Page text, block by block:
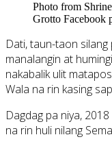
Photo from
Grotto Facebook
Dati, taun-taon
manalangin at
nakabalik ulit
Wala na rin kasing
Dagdag pa niya,
na rin huli nilang